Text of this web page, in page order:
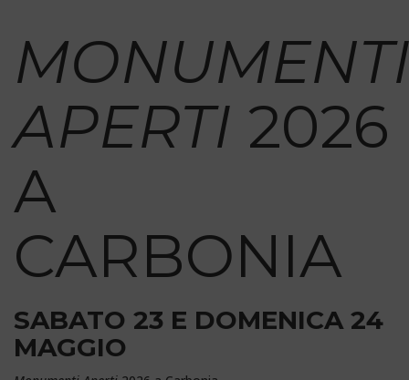
APERTI 2026
A
CARBONIA
SABATO 23 E DOMENICA 24
MAGGIO